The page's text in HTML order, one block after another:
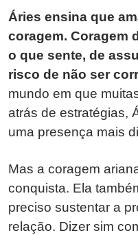
Áries ensina que
coragem. Coragem
o que sente, de
risco de não ser
mundo em que
atrás de estratégias,
uma presença mais
Mas a coragem
conquista. Ela
preciso sustentar a
relação. Dizer sim